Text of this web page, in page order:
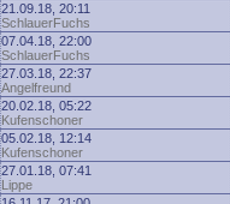
21.09.18, 20:11
SchlauerFuchs
07.04.18, 22:00
SchlauerFuchs
27.03.18, 22:37
Angelfreund
20.02.18, 05:22
Kufenschoner
05.02.18, 12:14
Kufenschoner
27.01.18, 07:41
Lippe